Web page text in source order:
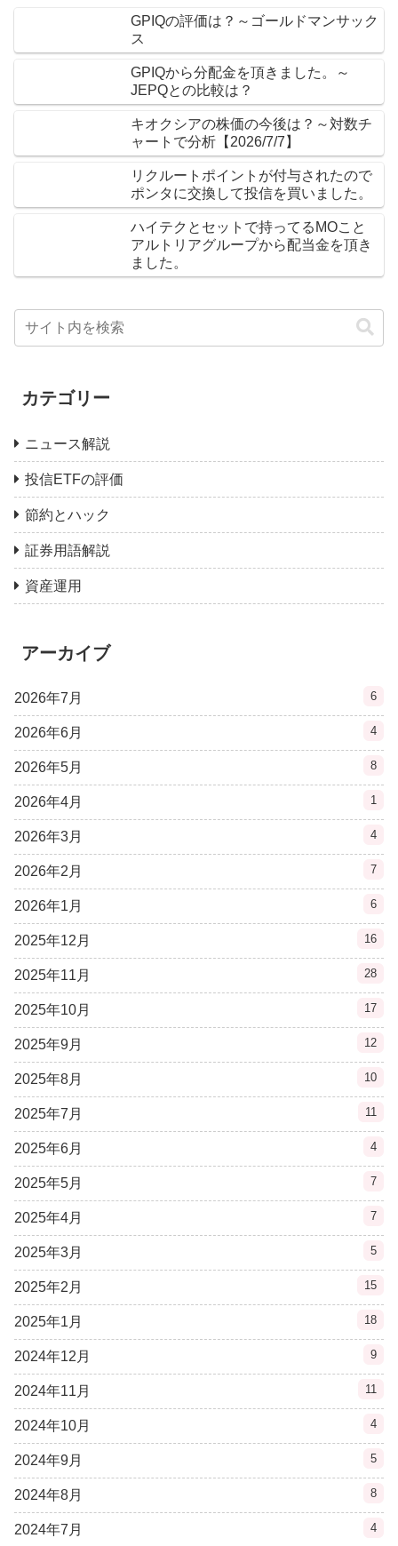
GPIQの評価は？～ゴールドマンサック
ス
GPIQから分配金を頂きました。～
JEPQとの比較は？
キオクシアの株価の今後は？～対数チ
ャートで分析【2026/7/7】
リクルートポイントが付与されたので
ポンタに交換して投信を買いました。
ハイテクとセットで持ってるMOこと
アルトリアグループから配当金を頂き
ました。
カテゴリー
ニュース解説
投信ETFの評価
節約とハック
証券用語解説
資産運用
アーカイブ
2026年7月 6
2026年6月 4
2026年5月 8
2026年4月 1
2026年3月 4
2026年2月 7
2026年1月 6
2025年12月 16
2025年11月 28
2025年10月 17
2025年9月 12
2025年8月 10
2025年7月 11
2025年6月 4
2025年5月 7
2025年4月 7
2025年3月 5
2025年2月 15
2025年1月 18
2024年12月 9
2024年11月 11
2024年10月 4
2024年9月 5
2024年8月 8
2024年7月 4